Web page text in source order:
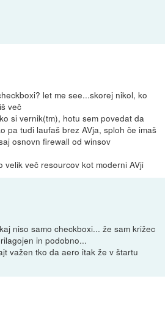
let me see...skorej nikol, ko
več
si vernik(tm), hotu sem povedat da
pa tudi laufaš brez AVja, sploh če imaš
osnovn firewall od winsov
več resourcov kot moderni AVji
niso samo checkboxi... že sam križec
in podobno...
važen tko da aero itak že v štartu